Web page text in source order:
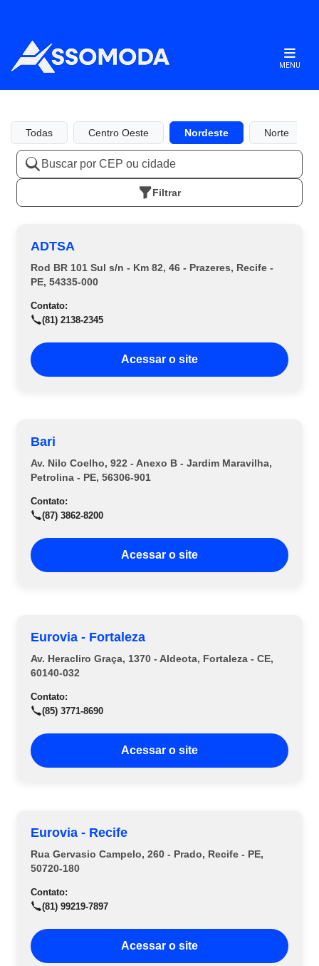
MENU
Todas Centro Oeste Nordeste Norte
Filtrar
ADTSA
Rod BR 101 Sul s/n - Km 82, 46 - Prazeres, Recife -
PE, 54335-000
Contato:
(81) 2138-2345
Acessar o site
Bari
Av. Nilo Coelho, 922 - Anexo B - Jardim Maravilha,
Petrolina - PE, 56306-901
Contato:
(87) 3862-8200
Acessar o site
Eurovia - Fortaleza
Av. Heracliro Graça, 1370 - Aldeota, Fortaleza - CE,
60140-032
Contato:
(85) 3771-8690
Acessar o site
Eurovia - Recife
Rua Gervasio Campelo, 260 - Prado, Recife - PE,
50720-180
Contato:
(81) 99219-7897
Acessar o site